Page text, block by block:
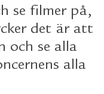
se filmer på,
det är att
och se alla
alla